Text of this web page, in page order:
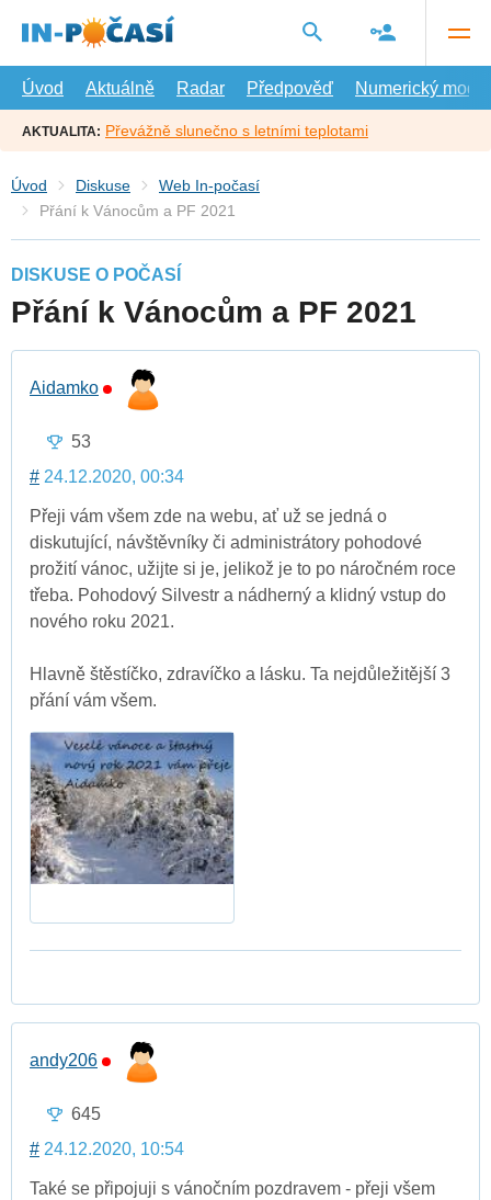
hlavní
Úvod
Aktuálně Radar Předpověď Numerický model
AKTUALITA: Převážně slunečno s letními teplotami
Úvod Diskuse
Web In-počasí
Přání k Vánocům a PF 2021
DISKUSE O POČASÍ
Přání k Vánocům a PF 2021
Aidamko
53
# 24.12.2020, 00:34
Přeji vám všem zde na webu, ať už se jedná o
diskutující, návštěvníky či administrátory pohodové
prožití vánoc, užijte si je, jelikož je to po náročném roce
třeba. Pohodový Silvestr a nádherný a klidný vstup do
nového roku 2021.
Hlavně štěstíčko, zdravíčko a lásku. Ta nejdůležitější 3
přání vám všem.
andy206
645
# 24.12.2020, 10:54
Také se připojuji s vánočním pozdravem - přeji všem